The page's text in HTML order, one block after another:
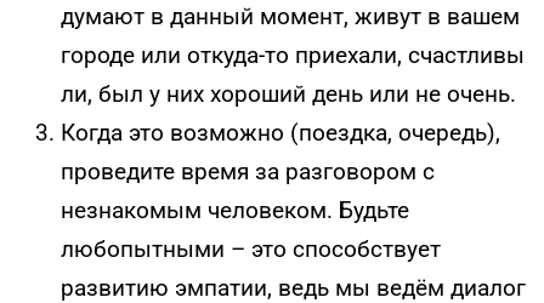
думают в данный момент, живут в вашем
городе или откуда-то приехали, счастливы
ли, был у них хороший день или не очень.
Когда это возможно (поездка, очередь),
проведите время за разговором с
незнакомым человеком. Будьте
любопытными – это способствует
развитию эмпатии, ведь мы ведём диалог